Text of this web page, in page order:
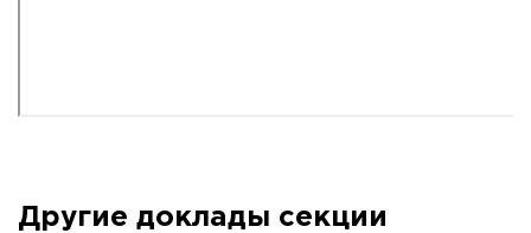
Другие доклады секции